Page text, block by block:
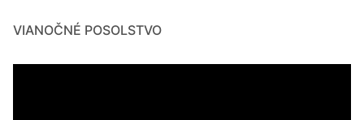
VIANOČNÉ POSOLSTVO